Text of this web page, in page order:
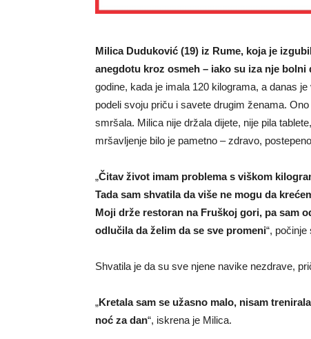
Milica Duduković (19) iz Rume, koja je
anegdotu kroz osmeh – iako su iza nje bolni
godine, kada je imala 120 kilograma, a danas
podeli svoju priču i savete drugim ženama.
smršala. Milica nije držala dijete, nije pila
mršavljenje bilo je pametno – zdravo,
„Čitav život imam problema s viškom
Tada sam shvatila da više ne mogu da
Moji drže restoran na Fruškoj gori, pa sam
odlučila da želim da se sve promeni“,
Shvatila je da su sve njene navike nezdrave,
„Kretala sam se užasno malo, nisam
noć za dan“, iskrena je Milica.